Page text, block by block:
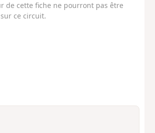
de cette fiche ne pourront pas être
ce circuit.